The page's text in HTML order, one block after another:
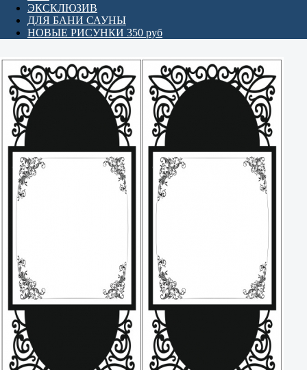
ЭКСКЛЮЗИВ
ДЛЯ БАНИ САУНЫ
НОВЫЕ РИСУНКИ 350 руб